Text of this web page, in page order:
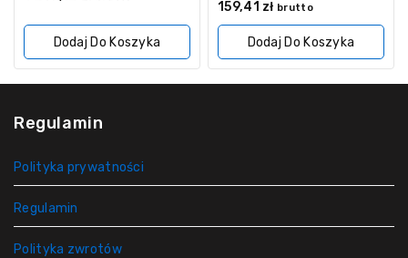
Dodaj Do Koszyka
0
5
159,41 zł brutto
Dodaj Do Koszyka
Regulamin
Polityka prywatności
Regulamin
Polityka zwrotów